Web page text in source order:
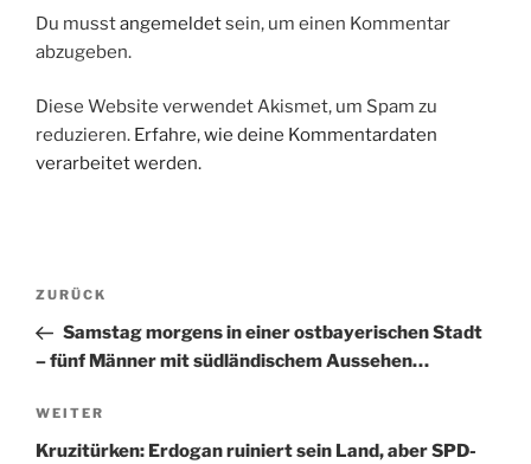
Du musstangemeldetsein, um einen Kommentar
abzugeben.
Diese Website verwendet Akismet, um Spam zu
reduzieren. Erfahre, wie deine Kommentardaten
verarbeitet werden.
Beitragsnavigation
Vorheriger
Beitrag
ZURÜCK
Samstag morgens in einer ostbayerischen Stadt
– fünf Männer mit südländischem Aussehen…
Nächster
Beitrag
WEITER
Kruzitürken: Erdogan ruiniert sein Land, aber SPD-